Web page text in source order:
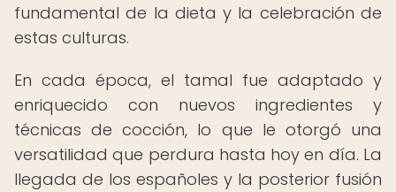
fundamental de la dieta y la celebración de
estas culturas.
En cada época, el tamal fue adaptado y
enriquecido con nuevos ingredientes y
técnicas de cocción, lo que le otorgó una
versatilidad que perdura hasta hoy en día. La
llegada de los españoles y la posterior fusión